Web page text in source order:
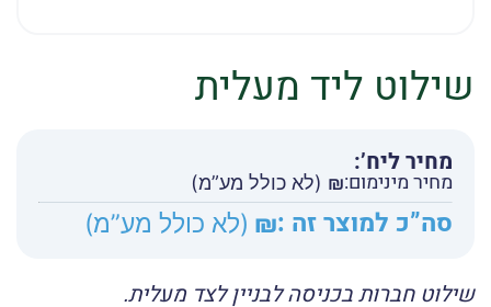
שילוט ליד מעלית
מחיר ליח’:
מחיר מינימום:₪ (לא כולל מע”מ)
סה”כ למוצר זה :₪ (לא כולל מע”מ)
שילוט חברות בכניסה לבניין לצד מעלית.